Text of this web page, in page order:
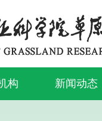
构 新闻动态